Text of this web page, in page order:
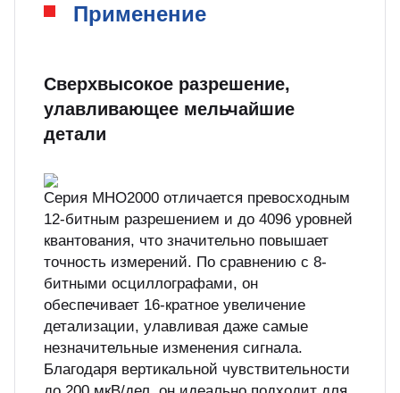
Применение
Сверхвысокое разрешение,
улавливающее мельчайшие
детали
Серия MHO2000 отличается превосходным
12-битным разрешением и до 4096 уровней
квантования, что значительно повышает
точность измерений. По сравнению с 8-
битными осциллографами, он
обеспечивает 16-кратное увеличение
детализации, улавливая даже самые
незначительные изменения сигнала.
Благодаря вертикальной чувствительности